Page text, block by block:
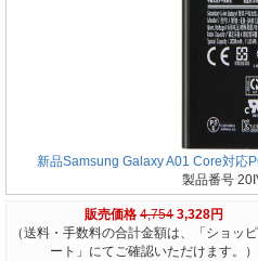
新品Samsung Galaxy A01 Core対応
製品番号
販売価格 4,754 3,328円
（送料・手数料の合計金額は、「ショッ
ート」にてご確認いただけます。）